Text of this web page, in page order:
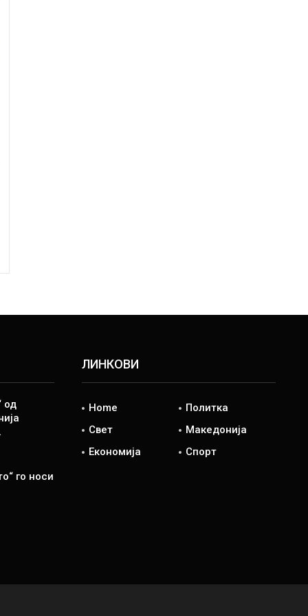
од
го носи
ЛИНКОВИ
Home
Политка
Свет
Македонија
Економија
Спорт